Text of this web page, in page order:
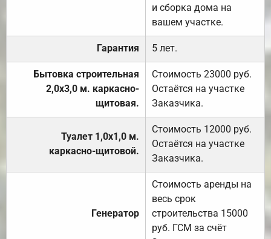
и сборка дома на
вашем участке.
Гарантия 5 лет.
Бытовка строительная
2,0х3,0 м. каркасно-
щитовая.
Стоимость 23000 руб.
Остаётся на участке
Заказчика.
Туалет 1,0х1,0 м.
каркасно-щитовой.
Стоимость 12000 руб.
Остаётся на участке
Заказчика.
Генератор
Стоимость аренды на
весь срок
строительства 15000
руб. ГСМ за счёт